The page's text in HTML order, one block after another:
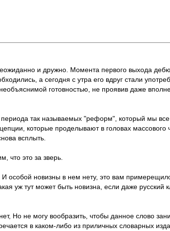
и дружно. Момента первого выхода
а сегодня с утра его вдруг стали
готовностью, не проявив даже вполне
так называемых "реформ", который мы
которые проделывают в головах массового
всплыть.
что это за зверь.
И особой новизны в нем нету, это вам
уж тут может быть новизна, если даже русский
Но не могу вообразить, чтобы данное слово
в каком-либо из приличных словарных